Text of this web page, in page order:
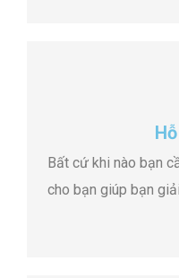
Bất cứ khi nào bạn
cho bạn giúp bạn